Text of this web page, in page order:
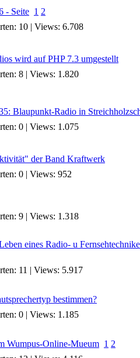
- Seite 1 2
10 | Views: 6.708
wird auf PHP 7.3 umgestellt
8 | Views: 1.820
Blaupunkt-Radio in
0 | Views: 1.075
der Band Kraftwerk
0 | Views: 952
9 | Views: 1.318
eines Radio- u
11 | Views: 5.917
bestimmen?
0 | Views: 1.185
Wumpus-Online-Mueum 1 2